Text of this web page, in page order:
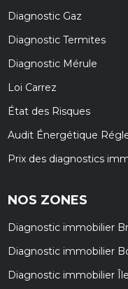
Diagnostic Gaz
Diagnostic Termites
Diagnostic Mérule
Loi Carrez
État des Risques
Audit Énergétique
Prix des diagnostics
NOS ZONES
Diagnostic immobilier
Diagnostic immobilier
Diagnostic immobilier